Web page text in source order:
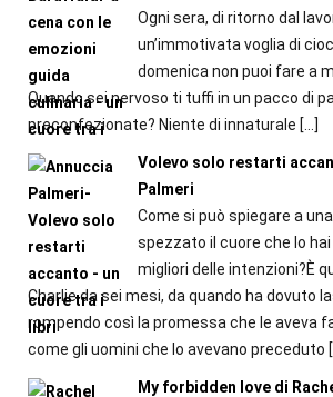
Ogni sera, di ritorno dal
un’immotivata voglia di
domenica non puoi fare a
Quando sei nervoso ti tuffi in un pacco di
preconfezionate? Niente di innaturale […]
Volevo solo restarti
Palmeri
Come si può spiegare a
spezzato il cuore che lo
migliori delle intenzioni?È
Charlie da sei mesi, da quando ha dovuto
rompendo così la promessa che le aveva
come gli uomini che lo avevano preceduto
My forbidden love di